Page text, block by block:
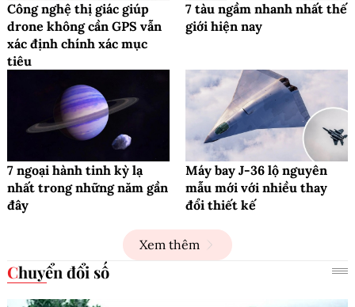
Công nghệ thị giác giúp
drone không cần GPS vẫn
xác định chính xác mục
tiêu
7 tàu ngầm nhanh nhất thế
giới hiện nay
7 ngoại hành tinh kỳ lạ
nhất trong những năm gần
đây
Máy bay J-36 lộ nguyên
mẫu mới với nhiều thay
đổi thiết kế
Xem thêm
Chuyển đổi số